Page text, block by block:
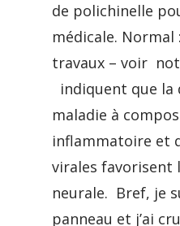
de polichinelle
médicale.
travaux – voir
indiquent que la
maladie à
inflammatoire et
virales favorisent
neurale. Bref, je
panneau et j’ai